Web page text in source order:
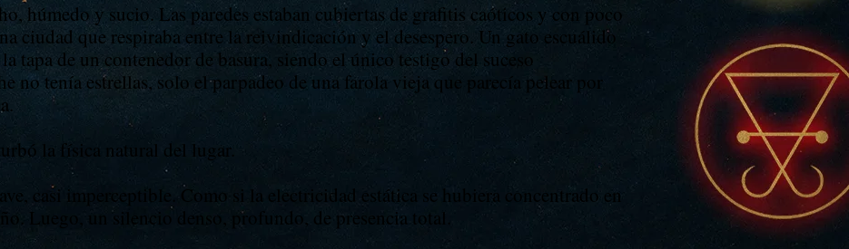
húmedo y sucio. Las paredes estaban cubiertas de grafitis caóticos y con poco
ciudad que respiraba entre la reivindicación y el desespero. Un gato escuálido
tapa de un contenedor de basura, siendo el único testigo del suceso
no tenía estrellas, solo el parpadeo de una farola vieja que parecía pelear por
la física natural del lugar.
casi imperceptible. Como si la electricidad estática se hubiera concentrado en
Luego, un silencio denso, profundo, de presencia total.